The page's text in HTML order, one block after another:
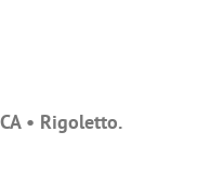
• Rigoletto.